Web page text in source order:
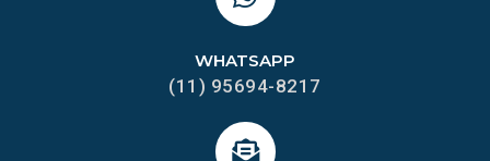
WHATSAPP
(11) 95694-8217